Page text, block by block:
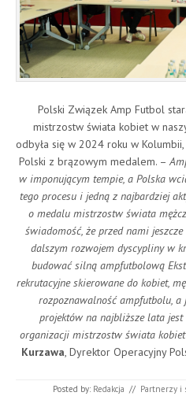
Polski Związek Amp Futbol
mistrzostw świata kobiet w
odbyła się w 2024 roku w
Polski z brązowym medalem. –
w imponującym tempie, a Polska
tego procesu i jedną z najbardziej
o medalu mistrzostw świata
świadomość, że przed nami
dalszym rozwojem dyscypliny w
budować silną ampfutbolową
rekrutacyjne skierowane do kobiet,
rozpoznawalność ampfutbolu, a
projektów na najbliższe lata
organizacji mistrzostw świata
Kurzawa, Dyrektor Operacyjny
Posted by: Redakcja // Partnerzy i